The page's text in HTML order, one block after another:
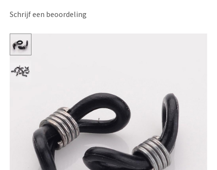
Schrijf een beoordeling